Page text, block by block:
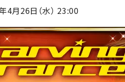
4月26日（水） 23:00